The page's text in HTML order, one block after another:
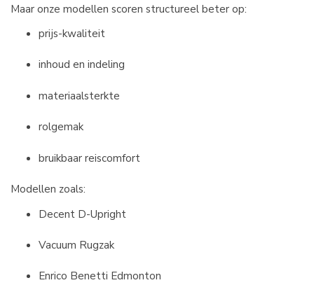
Maar onze modellen scoren structureel beter op:
prijs-kwaliteit
inhoud en indeling
materiaalsterkte
rolgemak
bruikbaar reiscomfort
Modellen zoals:
Decent D-Upright
Vacuum Rugzak
Enrico Benetti Edmonton